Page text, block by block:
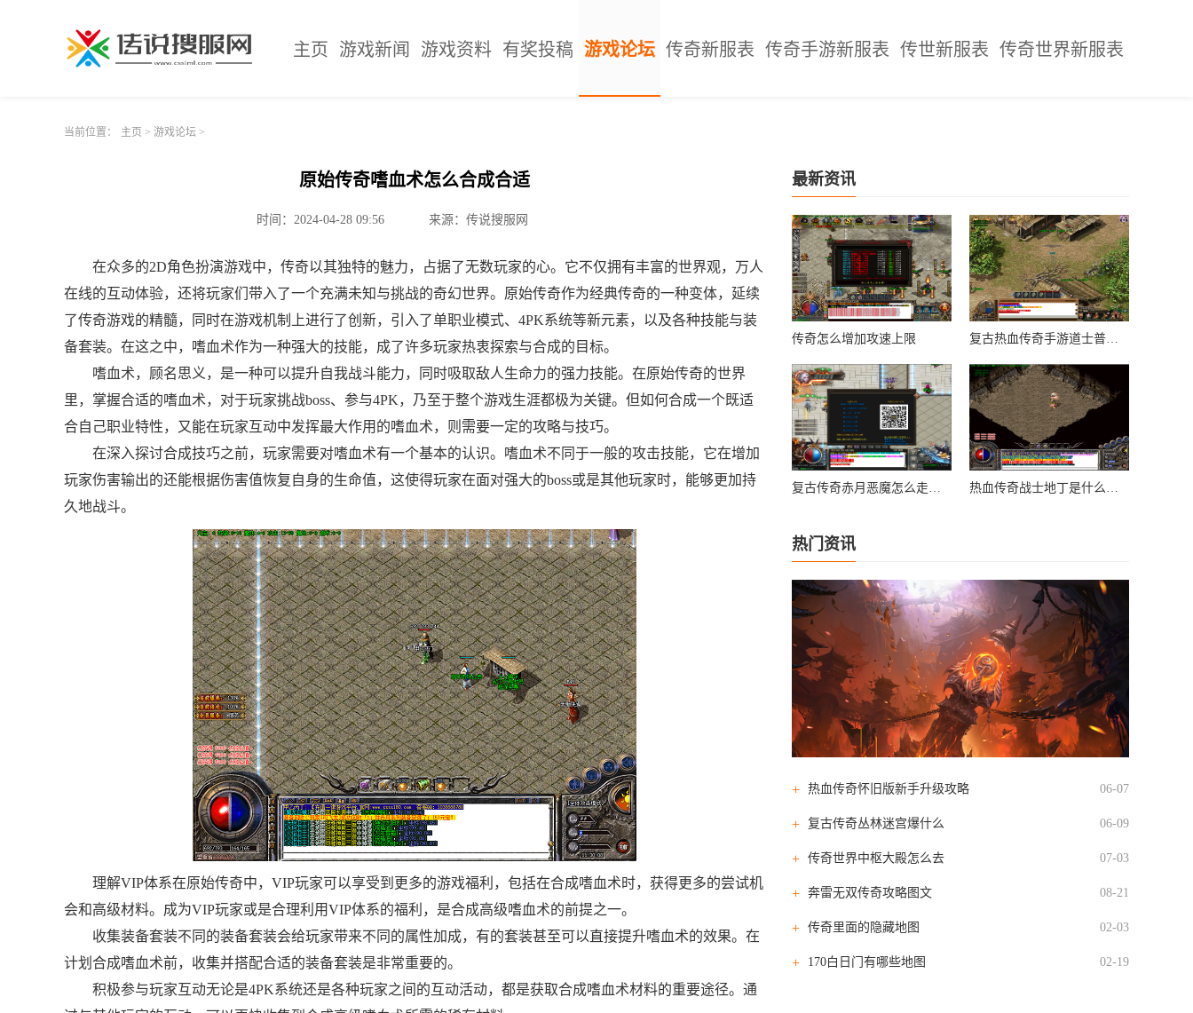
主页 游戏新闻 游戏资料 有奖投稿 游戏论坛 传奇新服表 传奇手游新服表 传世新服表 传奇世界新服表
当前位置： 主页 > 游戏论坛 >
原始传奇嗜血术怎么合成合适
时间：2024-04-28 09:56 来源：传说搜服网
在众多的2D角色扮演游戏中，传奇以其独特的魅力，占据了无数玩家的心。它不仅拥有丰富的世界观，万人
在线的互动体验，还将玩家们带入了一个充满未知与挑战的奇幻世界。原始传奇作为经典传奇的一种变体，延续
了传奇游戏的精髓，同时在游戏机制上进行了创新，引入了单职业模式、4PK系统等新元素，以及各种技能与装
备套装。在这之中，嗜血术作为一种强大的技能，成了许多玩家热衷探索与合成的目标。
嗜血术，顾名思义，是一种可以提升自我战斗能力，同时吸取敌人生命力的强力技能。在原始传奇的世界
里，掌握合适的嗜血术，对于玩家挑战boss、参与4PK，乃至于整个游戏生涯都极为关键。但如何合成一个既适
合自己职业特性，又能在玩家互动中发挥最大作用的嗜血术，则需要一定的攻略与技巧。
在深入探讨合成技巧之前，玩家需要对嗜血术有一个基本的认识。嗜血术不同于一般的攻击技能，它在增加
玩家伤害输出的还能根据伤害值恢复自身的生命值，这使得玩家在面对强大的boss或是其他玩家时，能够更加持
久地战斗。
理解VIP体系在原始传奇中，VIP玩家可以享受到更多的游戏福利，包括在合成嗜血术时，获得更多的尝试机
会和高级材料。成为VIP玩家或是合理利用VIP体系的福利，是合成高级嗜血术的前提之一。
收集装备套装不同的装备套装会给玩家带来不同的属性加成，有的套装甚至可以直接提升嗜血术的效果。在
计划合成嗜血术前，收集并搭配合适的装备套装是非常重要的。
积极参与玩家互动无论是4PK系统还是各种玩家之间的互动活动，都是获取合成嗜血术材料的重要途径。通
最新资讯
传奇怎么增加攻速上限 复古热血传奇手游道士普攻怎么调
复古传奇赤月恶魔怎么走图解 热血传奇战士地丁是什么技能的装备
热门资讯
热血传奇怀旧版新手升级攻略 06-07
复古传奇丛林迷宫爆什么 06-09
传奇世界中枢大殿怎么去 07-03
奔雷无双传奇攻略图文 08-21
传奇里面的隐藏地图 02-03
170白日门有哪些地图 02-19